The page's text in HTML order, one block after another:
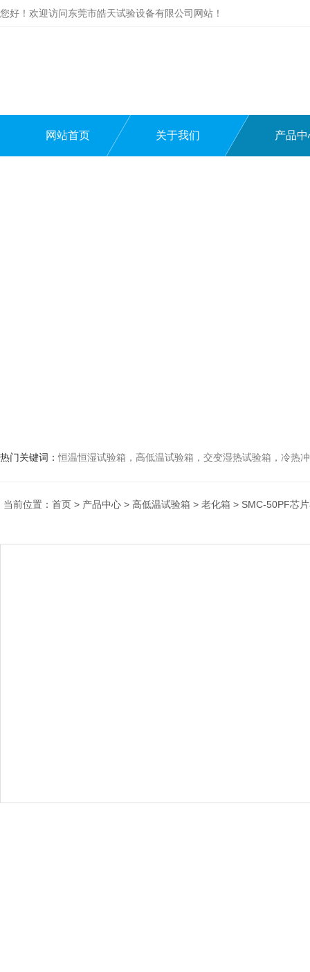
您好！欢迎访问东莞市皓天试验设备有限公司网站！
网站首页 关于我们 产品中
热门关键词：恒温恒湿试验箱，高低温试验箱，交变湿热试验箱，冷热冲击试验
当前位置： 首页 > 产品中心 > 高低温试验箱 > 老化箱 > SMC-50PF芯